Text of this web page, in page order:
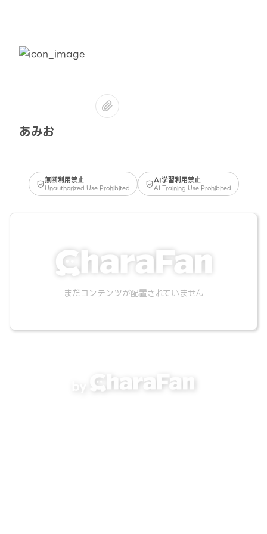
あみお
無断利用禁止
Unauthorized Use Prohibited
AI学習利用禁止
AI Training Use Prohibited
まだコンテンツが配置されていません